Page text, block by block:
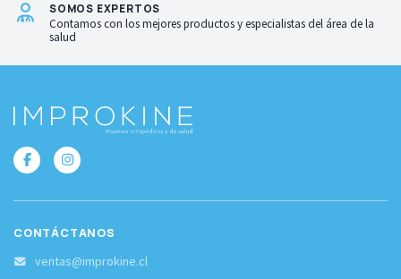
SOMOS EXPERTOS
Contamos con los mejores productos y especialistas del área de la
salud
CONTÁCTANOS
ventas@improkine.cl